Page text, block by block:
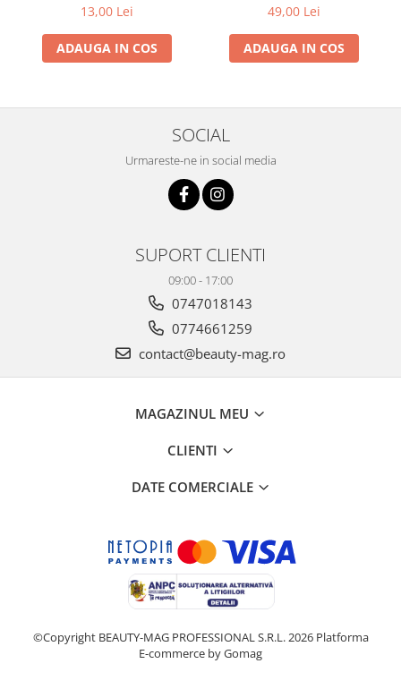
13,00 Lei
ADAUGA IN COS
49,00 Lei
ADAUGA IN COS
SOCIAL
Urmareste-ne in social media
SUPORT CLIENTI
09:00 - 17:00
0747018143
0774661259
contact@beauty-mag.ro
MAGAZINUL MEU
CLIENTI
DATE COMERCIALE
©Copyright BEAUTY-MAG PROFESSIONAL S.R.L. 2026 Platforma
E-commerce by Gomag